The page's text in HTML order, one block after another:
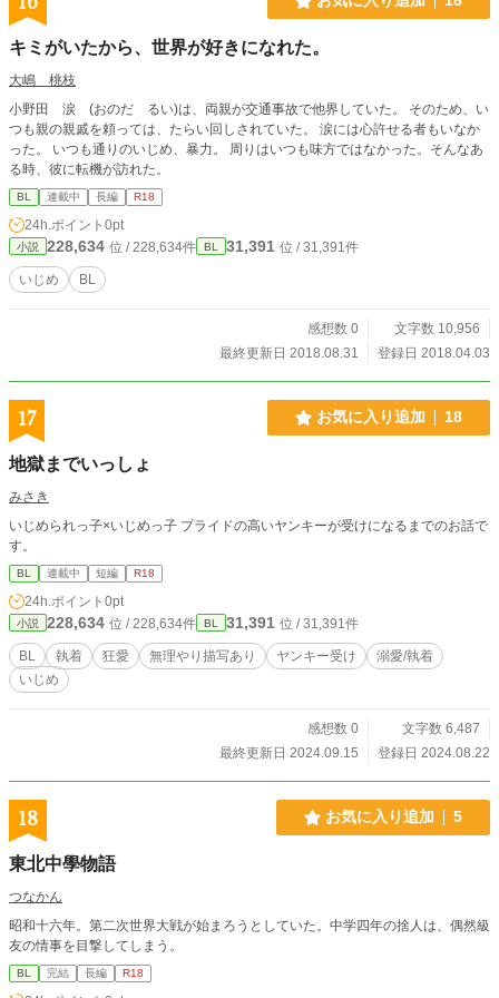
キミがいたから、世界が好きになれた。
大嶋 桃枝
小野田 涙 (おのだ るい)は、両親が交通事故で他界していた。 そのため、い
つも親の親戚を頼っては、たらい回しされていた。 涙には心許せる者もいなか
った。 いつも通りのいじめ、暴力。 周りはいつも味方ではなかった。そんなあ
る時、彼に転機が訪れた。
BL 連載中 長編 R18
24h.ポイント 0pt
小説 228,634 位 / 228,634件 BL 31,391 位 / 31,391件
いじめ BL
感想数 0
文字数 10,956
最終更新日 2018.08.31
登録日 2018.04.03
17 お気に入り追加 18
地獄までいっしょ
みさき
いじめられっ子×いじめっ子 プライドの高いヤンキーが受けになるまでのお話で
す。
BL 連載中 短編 R18
24h.ポイント 0pt
小説 228,634 位 / 228,634件 BL 31,391 位 / 31,391件
BL 執着 狂愛 無理やり描写あり ヤンキー受け
溺愛/執着
いじめ
感想数 0
文字数 6,487
最終更新日 2024.09.15
登録日 2024.08.22
18 お気に入り追加 5
東北中學物語
つなかん
昭和十六年。第二次世界大戦が始まろうとしていた。中学四年の捨人は、偶然級
友の情事を目撃してしまう。
BL 完結 長編 R18